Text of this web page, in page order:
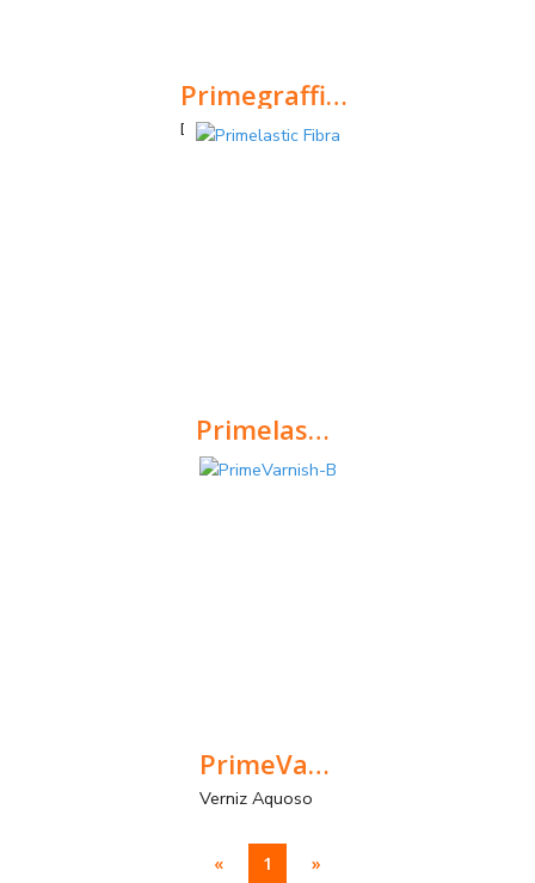
PrimegraffitiCleaner
Decapante em gel para eliminar uma grande variedade de pinturas, especialmente graffitis
Primelastic Fibra
Revestimento elástico, acrílico com fibra para a construção
PrimeVarnish-B
Verniz Aquoso
« 1 »